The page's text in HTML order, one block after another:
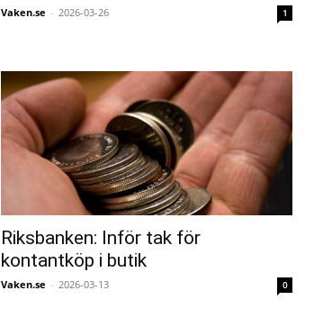
Vaken.se - 2026-03-26 1
Riksbanken: Inför tak för
kontantköp i butik
Vaken.se - 2026-03-13 0